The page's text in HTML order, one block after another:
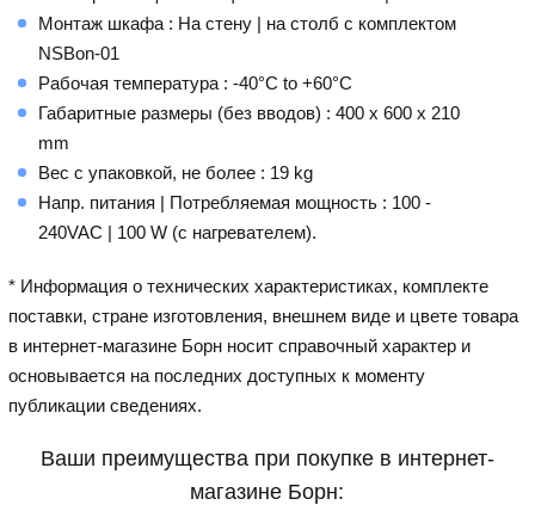
Монтаж шкафа : На стену | на столб с комплектом
NSBon-01
Рабочая температура : -40°C to +60°C
Габаритные размеры (без вводов) : 400 x 600 x 210
mm
Вес с упаковкой, не более : 19 kg
Напр. питания | Потребляемая мощность : 100 -
240VAC | 100 W (с нагревателем).
* Информация о технических характеристиках, комплекте
поставки, стране изготовления, внешнем виде и цвете товара
в интернет-магазине Борн носит справочный характер и
основывается на последних доступных к моменту
публикации сведениях.
Ваши преимущества при покупке в интернет-
магазине Борн: